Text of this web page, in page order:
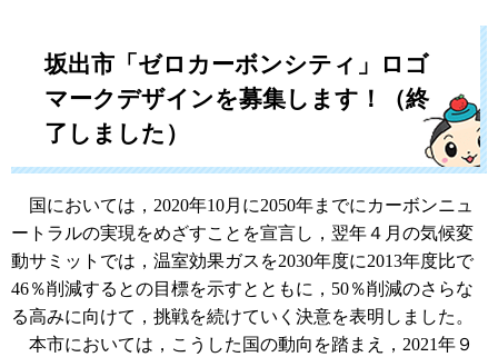
坂出市「ゼロカーボンシティ」ロゴ
マークデザインを募集します！（終
了しました）
国においては，2020年10月に2050年までにカーボンニュ
ートラルの実現をめざすことを宣言し，翌年４月の気候変
動サミットでは，温室効果ガスを2030年度に2013年度比で
46％削減するとの目標を示すとともに，50％削減のさらな
る高みに向けて，挑戦を続けていく決意を表明しました。
本市においては，こうした国の動向を踏まえ，2021年９